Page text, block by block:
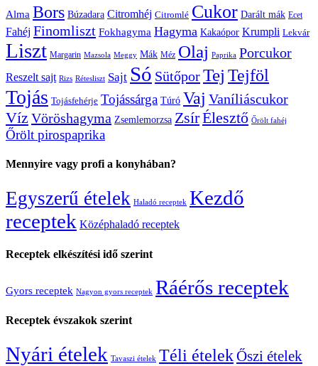
Alma Bors Búzadara Citromhéj Citromlé Cukor Darált mák Ecet
Fahéj Finomliszt Fokhagyma Hagyma Kakaópor Krumpli Lekvár
Liszt Margarin Mazsola Meggy Mák Méz Olaj Paprika Porcukor
Reszelt sajt Rizs Rétesliszt Sajt Só SütőporTej Tejföl
Tojás Tojásfehérje Tojássárga Túró Vaj Vaníliáscukor
Víz Vöröshagyma Zsemlemorzsa ZsírÉlesztő Őrölt fahéj
Őrölt pirospaprika
Mennyire vagy profi a konyhában?
Egyszerű ételek Haladó receptek Kezdő
receptek Középhaladó receptek
Receptek elkészítési idő szerint
Gyors receptek Nagyon gyors receptek Ráérős receptek
Receptek évszakok szerint
Nyári ételek Tavaszi ételek Téli ételekŐszi ételek